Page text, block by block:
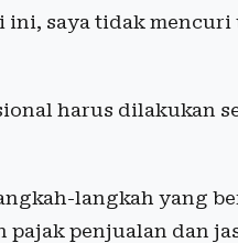
ini, saya tidak mencuri
harus dilakukan
langkah yang
penjualan dan